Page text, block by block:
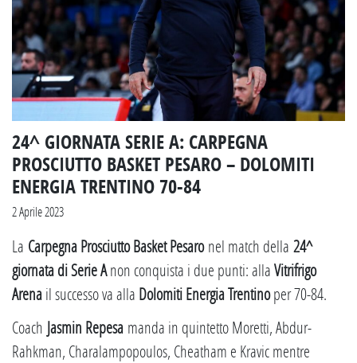
24^ GIORNATA SERIE A: CARPEGNA
PROSCIUTTO BASKET PESARO – DOLOMITI
ENERGIA TRENTINO 70-84
2 Aprile 2023
La Carpegna Prosciutto Basket Pesaronel match della 24^
giornata di Serie Anon conquista i due punti: allaVitrifrigo
Arena il successo va alla Dolomiti Energia Trentinoper 70-84.
Coach Jasmin Repesa manda in quintetto Moretti, Abdur-
Rahkman, Charalampopoulos, Cheatham e Kravic mentre